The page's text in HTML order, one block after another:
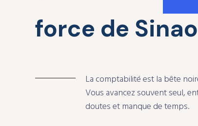
force de Sinao
La comptabilité est la bête
Vous avancez souvent seul,
doutes et manque de temps.